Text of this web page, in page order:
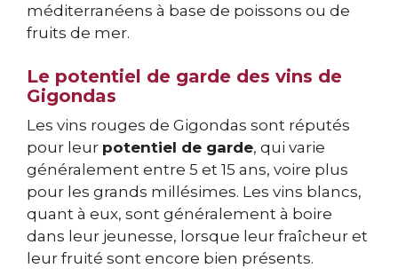
méditerranéens à base de poissons ou de
fruits de mer.
Le potentiel de garde des vins de
Gigondas
Les vins rouges de Gigondas sont réputés
pour leur potentiel de garde, qui varie
généralement entre 5 et 15 ans, voire plus
pour les grands millésimes. Les vins blancs,
quant à eux, sont généralement à boire
dans leur jeunesse, lorsque leur fraîcheur et
leur fruité sont encore bien présents.